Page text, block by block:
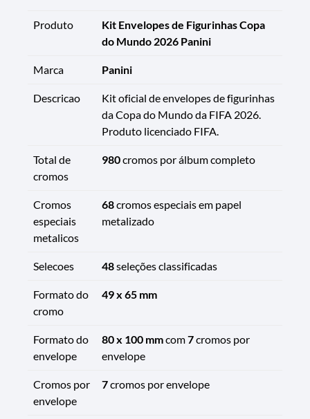
Produto
Kit Envelopes de Figurinhas Copa
do Mundo 2026 Panini
Marca Panini
Descricao
Kit oficial de envelopes de figurinhas
da Copa do Mundo da FIFA 2026.
Produto licenciado FIFA.
Total de
cromos
980cromos por álbum completo
Cromos
especiais
metalicos
68cromos especiais em papel
metalizado
Selecoes 48seleções classificadas
Formato do
cromo
49 x 65 mm
Formato do
envelope
80 x 100 mmcom7cromos por
envelope
Cromos por
envelope
7cromos por envelope